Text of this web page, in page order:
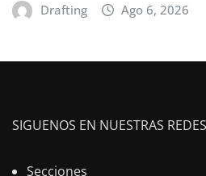
Drafting Ago 6, 2026
SIGUENOS EN NUESTRAS REDES
Secciones